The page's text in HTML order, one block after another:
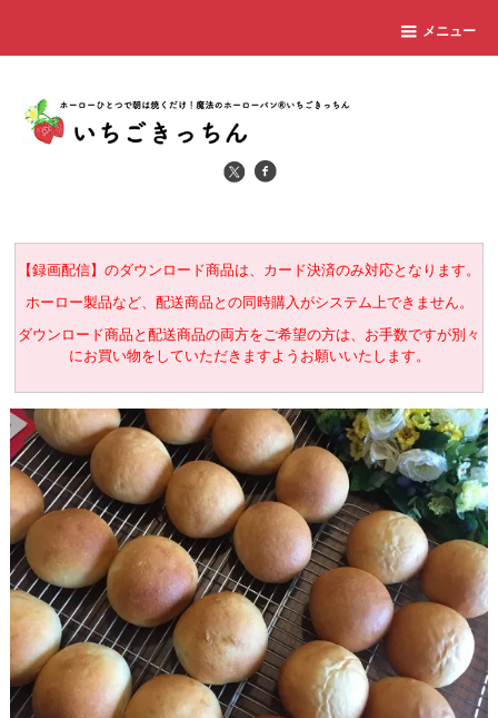
メニュー
【録画配信】のダウンロード商品は、カード決済のみ対応となります。
ホーロー製品など、配送商品との同時購入がシステム上できません。
ダウンロード商品と配送商品の両方をご希望の方は、お手数ですが別々
にお買い物をしていただきますようお願いいたします。